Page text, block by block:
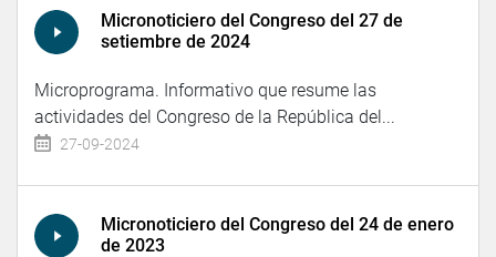
Micronoticiero del Congreso del 27 de
setiembre de 2024
Microprograma. Informativo que resume las
actividades del Congreso de la República del...
27-09-2024
Micronoticiero del Congreso del 24 de enero
de 2023